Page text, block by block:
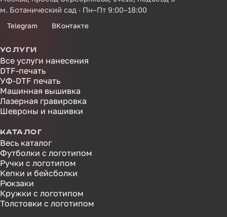
м. Ботанический сад · Пн–Пт 9:00–18:00
Telegram ВКонтакте
УСЛУГИ
Все услуги нанесения
DTF-печать
УФ-DTF печать
Машинная вышивка
Лазерная гравировка
Шевроны и нашивки
КАТАЛОГ
Весь каталог
Футболки с логотипом
Ручки с логотипом
Кепки и бейсболки
Рюкзаки
Кружки с логотипом
Толстовки с логотипом